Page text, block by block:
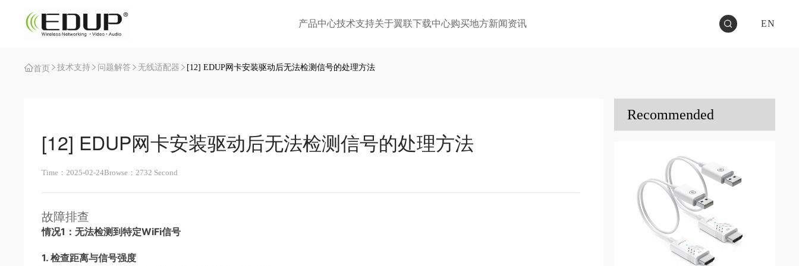
产品中心技术支持关于翼联下载中心购买地方新闻资讯 EN
首页 技术支持 问题解答 无线适配器 [12] EDUP网卡安装驱动后无法检测信号的处理方法
[12] EDUP网卡安装驱动后无法检测信号的处理方法
Time：2025-02-24Browse：2732 Second
故障排查
情况1：无法检测到特定WiFi信号
1. 检查距离与信号强度
Recommended